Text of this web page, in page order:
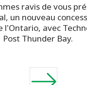
ravis de vous
un nouveau
l'Ontario, avec
Post Thunder Bay.